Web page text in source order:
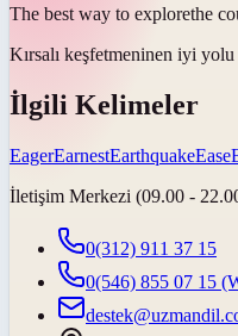
The best way to explorethe
Kırsalı keşfetmeninen iyi yolu
İlgili Kelimeler
EagerEarnestEarthquakeEase
İletişim Merkezi (09.00 -
0(312) 911 37 15
0(546) 855 07 15